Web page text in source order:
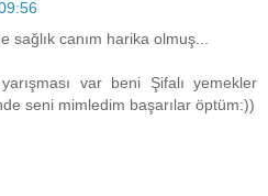
sağlık canım harika olmuş...
var beni Şifalı yemekler
seni mimledim başarılar öptüm:))